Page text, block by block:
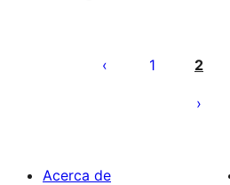
1 2
Acerca de